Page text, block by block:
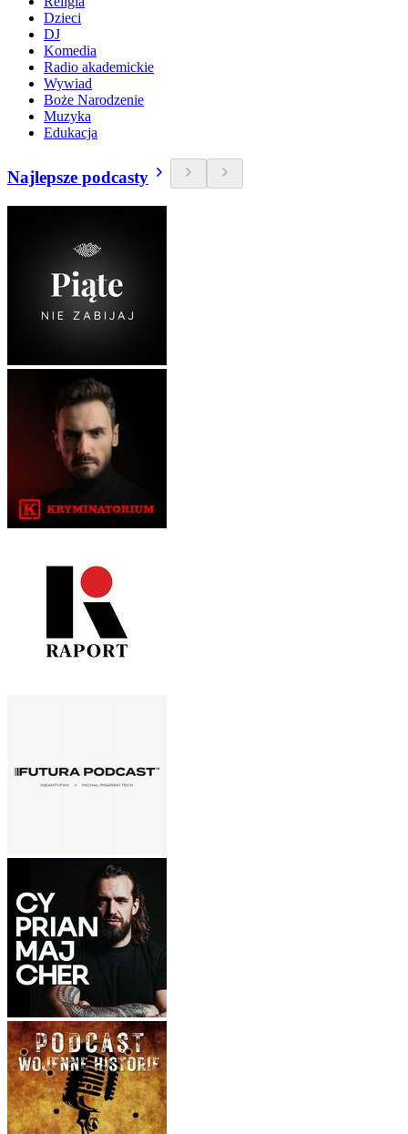
Dzieci
DJ
Komedia
Radio akademickie
Wywiad
Boże Narodzenie
Muzyka
Edukacja
Najlepsze podcasty